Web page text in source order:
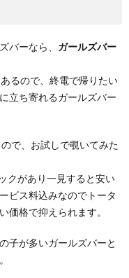
バーなら、 ガールズバー
るので、終電で帰りたい
立ち寄れるガールズバー
で、お試しで覗いてみた
クがあり一見すると安い
ビス料込みなのでトータ
価格で抑えられます。
子が多いガールズバーと